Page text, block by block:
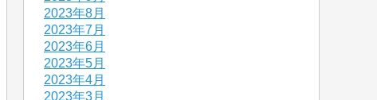
2023年8月
2023年7月
2023年6月
2023年5月
2023年4月
2023年3月